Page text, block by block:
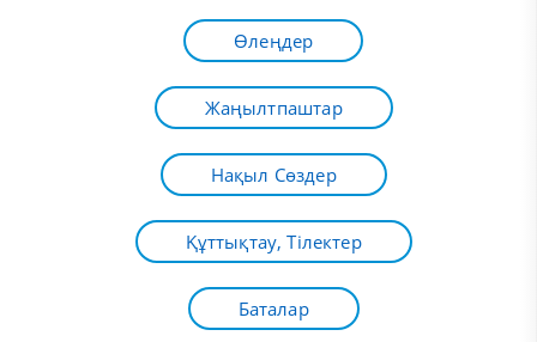
Өлеңдер
Жаңылтпаштар
Нақыл Сөздер
Құттықтау, Тілектер
Баталар